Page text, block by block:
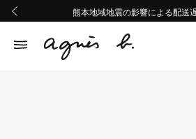
熊本地域地震の影響による配送
Summer Sale
熊本地域地震の影響による配送
Summer Sale